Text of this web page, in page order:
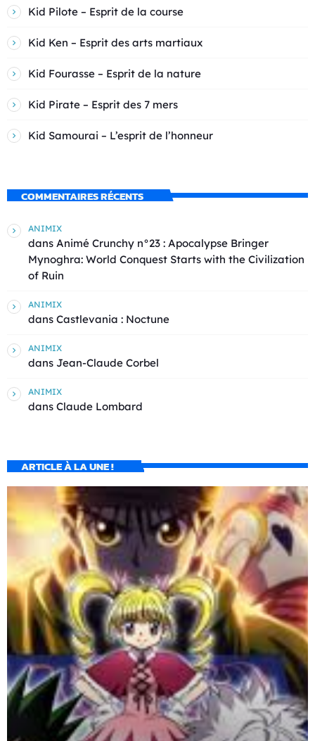
Kid Pilote – Esprit de la course
Kid Ken – Esprit des arts martiaux
Kid Fourasse – Esprit de la nature
Kid Pirate – Esprit des 7 mers
Kid Samourai – L’esprit de l’honneur
COMMENTAIRES RÉCENTS
ANIMIX
dans Animé Crunchy n°23 : Apocalypse Bringer
Mynoghra: World Conquest Starts with the Civilization
of Ruin
ANIMIX
dans Castlevania : Noctune
ANIMIX
dans Jean-Claude Corbel
ANIMIX
dans Claude Lombard
ARTICLE À LA UNE !